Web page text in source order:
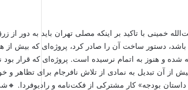
خمینی با تاکید بر اینکه مصلی تهران باید به دور از
دستور ساخت آن را صادر کرد، پروژه‌ای که بیش از
شده و هنوز به اتمام نرسیده است. پروژه‌ای که قرار بود
از آن تبدیل به نمادی از تلاش نافرجام برای تظاهر
بودجه» کار مشترکی از فکت‌نامه و رادیوفردا.